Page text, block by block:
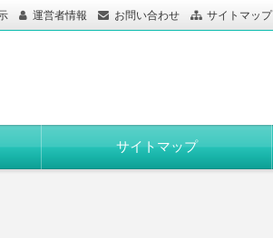
運営者情報 お問い合わせ サイトマップ
サイトマップ